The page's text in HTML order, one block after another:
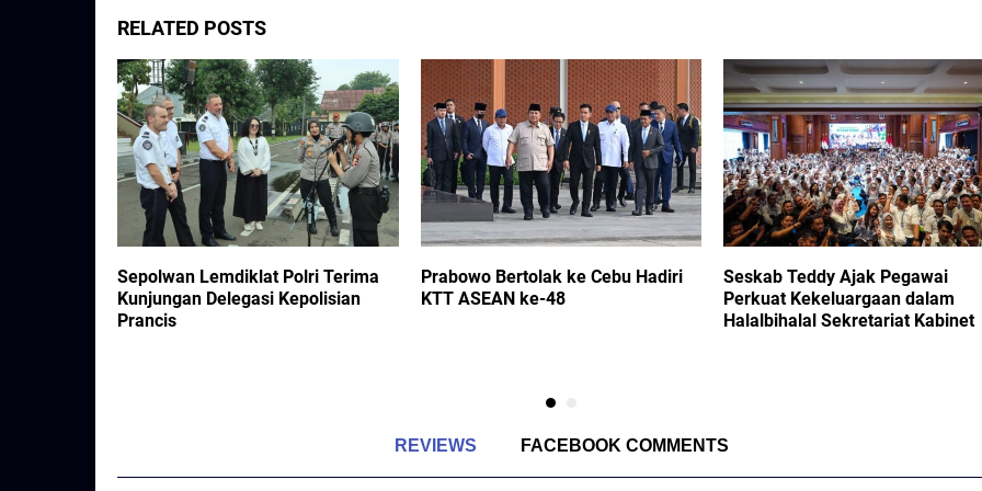
RELATED POSTS
Sepolwan Lemdiklat Polri Terima
Kunjungan Delegasi Kepolisian
Prancis
Prabowo Bertolak ke Cebu Hadiri
KTT ASEAN ke-48
Seskab Teddy Ajak Pegawai
Perkuat Kekeluargaan dalam
Halalbihalal Sekretariat Kabinet
REVIEWS FACEBOOK COMMENTS